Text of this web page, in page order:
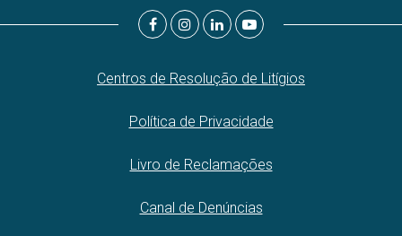
Centros de Resolução de Litígios
Política de Privacidade
Livro de Reclamações
Canal de Denúncias